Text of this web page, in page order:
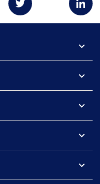
expand_more
expand_more
expand_more
expand_more
expand_more